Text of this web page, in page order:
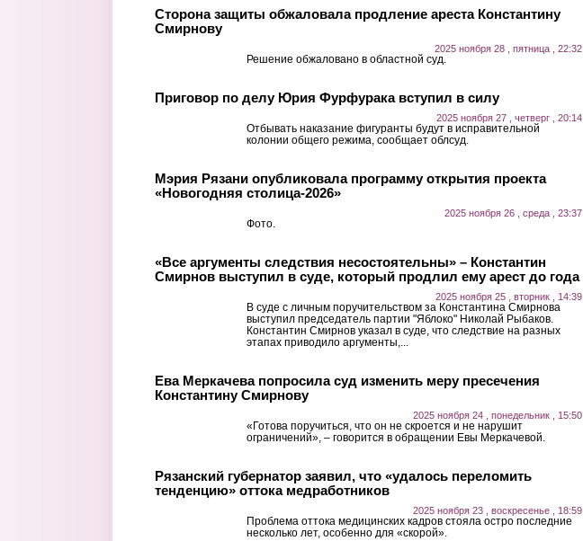
Сторона защиты обжаловала продление ареста Константину
Смирнову
2025 ноября 28 , пятница , 22:32
Решение обжаловано в областной суд.
Приговор по делу Юрия Фурфурака вступил в силу
2025 ноября 27 , четверг , 20:14
Отбывать наказание фигуранты будут в исправительной
колонии общего режима, сообщает облсуд.
Мэрия Рязани опубликовала программу открытия проекта
«Новогодняя столица-2026»
2025 ноября 26 , среда , 23:37
Фото.
«Все аргументы следствия несостоятельны» – Константин
Смирнов выступил в суде, который продлил ему арест до года
2025 ноября 25 , вторник , 14:39
В суде с личным поручительством за Константина Смирнова
выступил председатель партии "Яблоко" Николай Рыбаков.
Константин Смирнов указал в суде, что следствие на разных
этапах приводило аргументы,...
Ева Меркачева попросила суд изменить меру пресечения
Константину Смирнову
2025 ноября 24 , понедельник , 15:50
«Готова поручиться, что он не скроется и не нарушит
ограничений», – говорится в обращении Евы Меркачевой.
Рязанский губернатор заявил, что «удалось переломить
тенденцию» оттока медработников
2025 ноября 23 , воскресенье , 18:59
Проблема оттока медицинских кадров стояла остро последние
несколько лет, особенно для «скорой».